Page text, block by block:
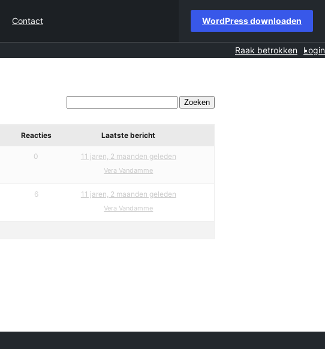
Contact WordPress downloaden
Raak betrokken Login
Reacties Laatste bericht
0 11 jaren, 2 maanden geleden
Vera Vandamme
6 11 jaren, 2 maanden geleden
Vera Vandamme